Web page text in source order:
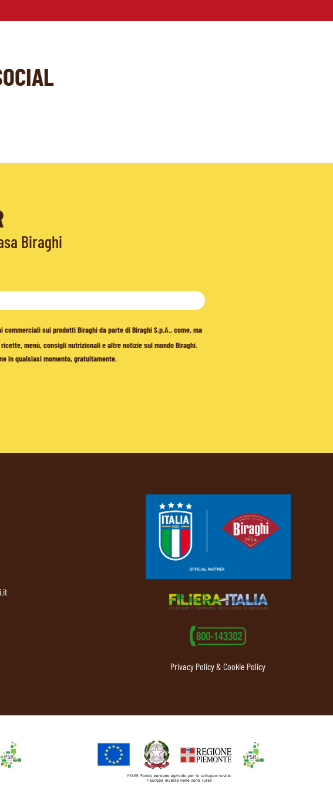
Biraghi
sui prodotti Biraghi da parte di Biraghi S.p.A., come, ma
menù, consigli nutrizionali e altre notizie sul mondo Biraghi.
in qualsiasi momento, gratuitamente.
Privacy Policy & Cookie Policy